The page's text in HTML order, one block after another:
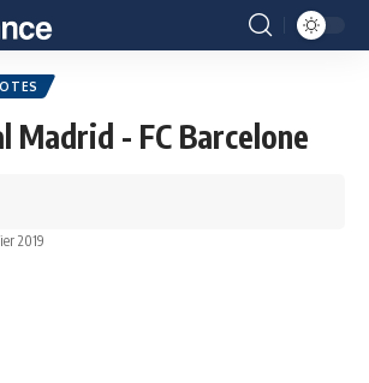
Madrid - FC Barcelone
2019